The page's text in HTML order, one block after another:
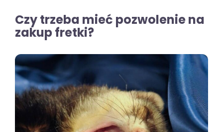
Czy trzeba mieć pozwolenie na
zakup fretki?